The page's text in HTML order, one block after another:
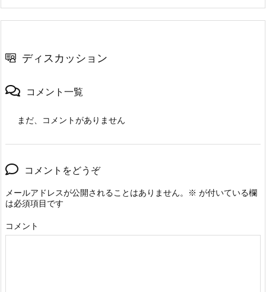
ディスカッション
コメント一覧
まだ、コメントがありません
コメントをどうぞ
メールアドレスが公開されることはありません。 ※ が付いている欄
は必須項目です
コメント